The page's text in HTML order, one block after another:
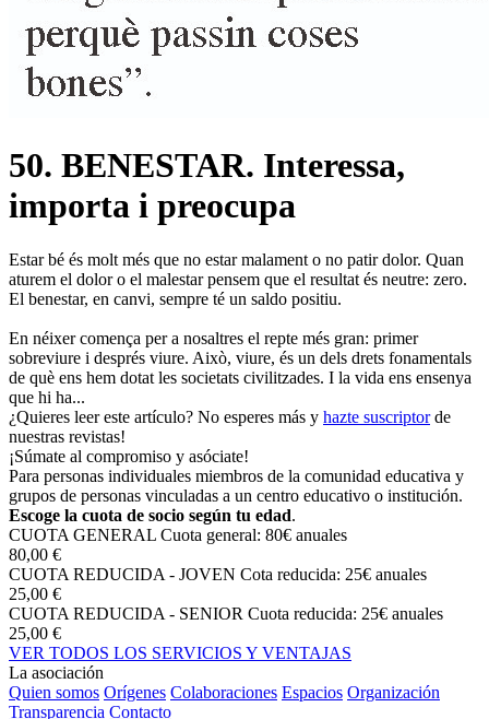
50. BENESTAR. Interessa,
importa i preocupa
Estar bé és molt més que no estar malament o no patir dolor. Quan
aturem el dolor o el malestar pensem que el resultat és neutre: zero.
El benestar, en canvi, sempre té un saldo positiu.
En néixer comença per a nosaltres el repte més gran: primer
sobreviure i després viure. Això, viure, és un dels drets fonamentals
de què ens hem dotat les societats civilitzades. I la vida ens ensenya
que hi ha...
¿Quieres leer este artículo? No esperes más y hazte suscriptor de
nuestras revistas!
¡Súmate al compromiso y asóciate!
Para personas individuales miembros de la comunidad educativa y
grupos de personas vinculadas a un centro educativo o institución.
Escoge la cuota de socio según tu edad.
CUOTA GENERAL Cuota general: 80€ anuales
80,00 €
CUOTA REDUCIDA - JOVEN Cota reducida: 25€ anuales
25,00 €
CUOTA REDUCIDA - SENIOR Cuota reducida: 25€ anuales
25,00 €
VER TODOS LOS SERVICIOS Y VENTAJAS
La asociación
Quien somos Orígenes Colaboraciones Espacios Organización
Transparencia Contacto